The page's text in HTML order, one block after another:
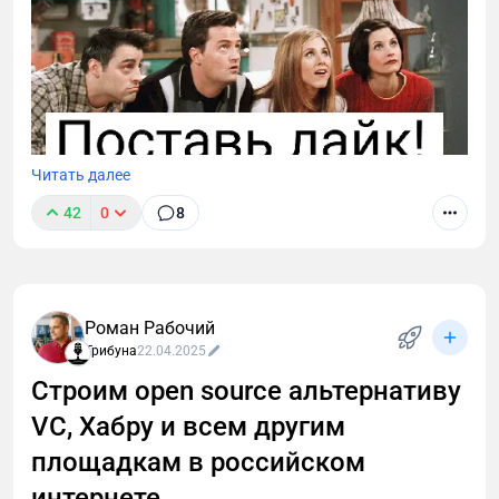
Поддержите проект реакцией и — самое главное —
Читать далее
42 0 8
Роман Рабочий
Трибуна22.04.2025
Строим open source альтернативу
VC, Хабру и всем другим
площадкам в российском